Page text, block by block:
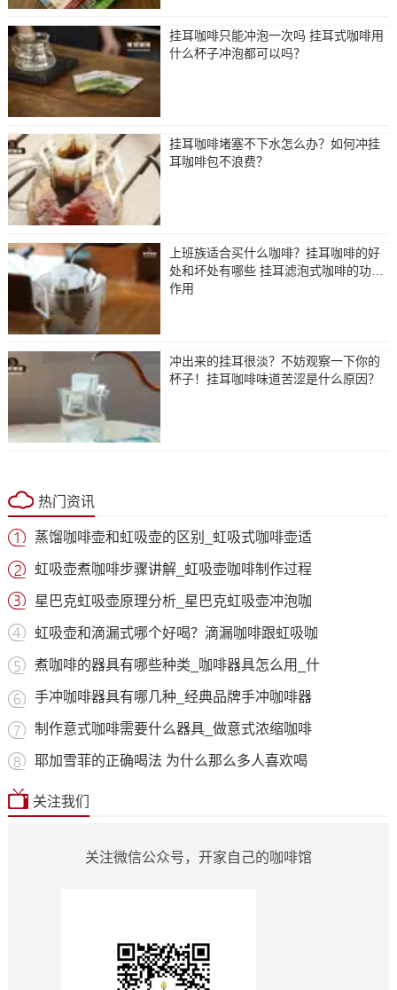
挂耳咖啡只能冲泡一次吗 挂耳式咖啡用
什么杯子冲泡都可以吗？
挂耳咖啡堵塞不下水怎么办？如何冲挂
耳咖啡包不浪费？
上班族适合买什么咖啡？挂耳咖啡的好
处和坏处有哪些 挂耳滤泡式咖啡的功效
作用
冲出来的挂耳很淡？不妨观察一下你的
杯子！挂耳咖啡味道苦涩是什么原因？
热门资讯
蒸馏咖啡壶和虹吸壶的区别_虹吸式咖啡壶适
虹吸壶煮咖啡步骤讲解_虹吸壶咖啡制作过程
星巴克虹吸壶原理分析_星巴克虹吸壶冲泡咖
虹吸壶和滴漏式哪个好喝？滴漏咖啡跟虹吸咖
煮咖啡的器具有哪些种类_咖啡器具怎么用_什
手冲咖啡器具有哪几种_经典品牌手冲咖啡器
制作意式咖啡需要什么器具_做意式浓缩咖啡
耶加雪菲的正确喝法 为什么那么多人喜欢喝
关注我们
关注微信公众号，开家自己的咖啡馆